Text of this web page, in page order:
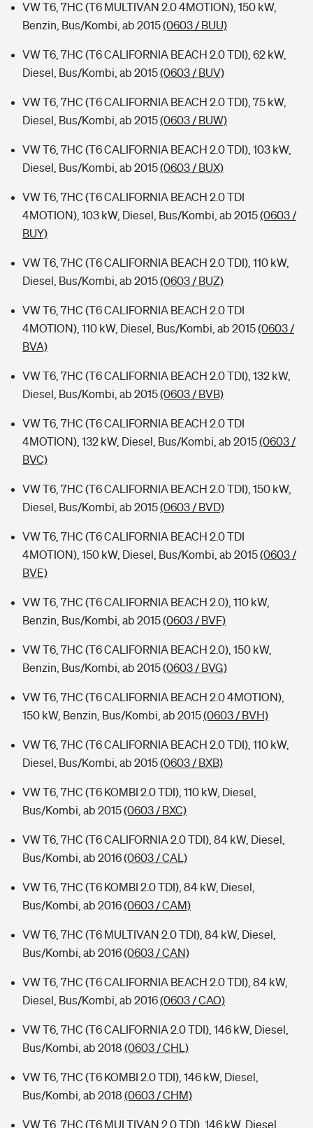
VW T6, 7HC (T6 MULTIVAN 2.0 4MOTION), 150 kW,
Benzin, Bus/Kombi, ab 2015(0603 / BUU)
VW T6, 7HC (T6 CALIFORNIA BEACH 2.0 TDI), 62 kW,
Diesel, Bus/Kombi, ab 2015(0603 / BUV)
VW T6, 7HC (T6 CALIFORNIA BEACH 2.0 TDI), 75 kW,
Diesel, Bus/Kombi, ab 2015(0603 / BUW)
VW T6, 7HC (T6 CALIFORNIA BEACH 2.0 TDI), 103 kW,
Diesel, Bus/Kombi, ab 2015(0603 / BUX)
VW T6, 7HC (T6 CALIFORNIA BEACH 2.0 TDI
4MOTION), 103 kW, Diesel, Bus/Kombi, ab 2015(0603 /
BUY)
VW T6, 7HC (T6 CALIFORNIA BEACH 2.0 TDI), 110 kW,
Diesel, Bus/Kombi, ab 2015(0603 / BUZ)
VW T6, 7HC (T6 CALIFORNIA BEACH 2.0 TDI
4MOTION), 110 kW, Diesel, Bus/Kombi, ab 2015(0603 /
BVA)
VW T6, 7HC (T6 CALIFORNIA BEACH 2.0 TDI), 132 kW,
Diesel, Bus/Kombi, ab 2015(0603 / BVB)
VW T6, 7HC (T6 CALIFORNIA BEACH 2.0 TDI
4MOTION), 132 kW, Diesel, Bus/Kombi, ab 2015(0603 /
BVC)
VW T6, 7HC (T6 CALIFORNIA BEACH 2.0 TDI), 150 kW,
Diesel, Bus/Kombi, ab 2015(0603 / BVD)
VW T6, 7HC (T6 CALIFORNIA BEACH 2.0 TDI
4MOTION), 150 kW, Diesel, Bus/Kombi, ab 2015(0603 /
BVE)
VW T6, 7HC (T6 CALIFORNIA BEACH 2.0), 110 kW,
Benzin, Bus/Kombi, ab 2015(0603 / BVF)
VW T6, 7HC (T6 CALIFORNIA BEACH 2.0), 150 kW,
Benzin, Bus/Kombi, ab 2015(0603 / BVG)
VW T6, 7HC (T6 CALIFORNIA BEACH 2.0 4MOTION),
150 kW, Benzin, Bus/Kombi, ab 2015(0603 / BVH)
VW T6, 7HC (T6 CALIFORNIA BEACH 2.0 TDI), 110 kW,
Diesel, Bus/Kombi, ab 2015(0603 / BXB)
VW T6, 7HC (T6 KOMBI 2.0 TDI), 110 kW, Diesel,
Bus/Kombi, ab 2015(0603 / BXC)
VW T6, 7HC (T6 CALIFORNIA 2.0 TDI), 84 kW, Diesel,
Bus/Kombi, ab 2016(0603 / CAL)
VW T6, 7HC (T6 KOMBI 2.0 TDI), 84 kW, Diesel,
Bus/Kombi, ab 2016(0603 / CAM)
VW T6, 7HC (T6 MULTIVAN 2.0 TDI), 84 kW, Diesel,
Bus/Kombi, ab 2016(0603 / CAN)
VW T6, 7HC (T6 CALIFORNIA BEACH 2.0 TDI), 84 kW,
Diesel, Bus/Kombi, ab 2016(0603 / CAO)
VW T6, 7HC (T6 CALIFORNIA 2.0 TDI), 146 kW, Diesel,
Bus/Kombi, ab 2018 (0603 / CHL)
VW T6, 7HC (T6 KOMBI 2.0 TDI), 146 kW, Diesel,
Bus/Kombi, ab 2018 (0603 / CHM)
VW T6, 7HC (T6 MULTIVAN 2.0 TDI), 146 kW, Diesel,